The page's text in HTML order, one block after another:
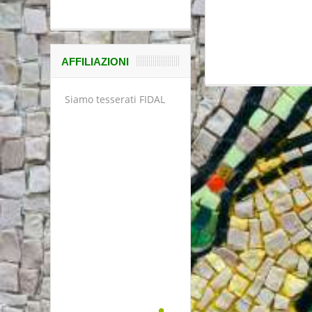
AFFILIAZIONI
Siamo tesserati FIDAL